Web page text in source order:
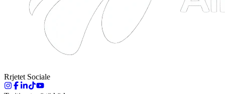
Rrjetet Sociale